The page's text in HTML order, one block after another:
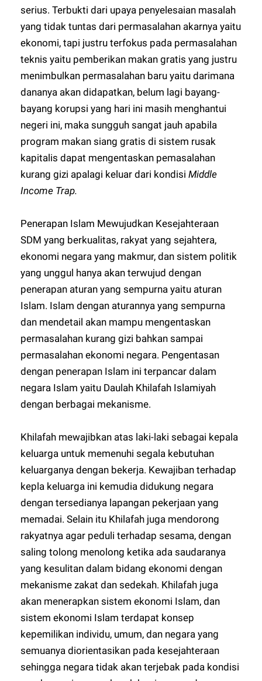
serius. Terbukti dari upaya penyelesaian masalah
yang tidak tuntas dari permasalahan akarnya yaitu
ekonomi, tapi justru terfokus pada permasalahan
teknis yaitu pemberikan makan gratis yang justru
menimbulkan permasalahan baru yaitu darimana
dananya akan didapatkan, belum lagi bayang-
bayang korupsi yang hari ini masih menghantui
negeri ini, maka sungguh sangat jauh apabila
program makan siang gratis di sistem rusak
kapitalis dapat mengentaskan pemasalahan
kurang gizi apalagi keluar dari kondisiMiddle
Income Trap.
Penerapan Islam Mewujudkan Kesejahteraan
SDM yang berkualitas, rakyat yang sejahtera,
ekonomi negara yang makmur, dan sistem politik
yang unggul hanya akan terwujud dengan
penerapan aturan yang sempurna yaitu aturan
Islam. Islam dengan aturannya yang sempurna
dan mendetail akan mampu mengentaskan
permasalahan kurang gizi bahkan sampai
permasalahan ekonomi negara. Pengentasan
dengan penerapan Islam ini terpancar dalam
negara Islam yaitu Daulah Khilafah Islamiyah
dengan berbagai mekanisme.
Khilafah mewajibkan atas laki-laki sebagai kepala
keluarga untuk memenuhi segala kebutuhan
keluarganya dengan bekerja. Kewajiban terhadap
kepla keluarga ini kemudia didukung negara
dengan tersedianya lapangan pekerjaan yang
memadai. Selain itu Khilafah juga mendorong
rakyatnya agar peduli terhadap sesama, dengan
saling tolong menolong ketika ada saudaranya
yang kesulitan dalam bidang ekonomi dengan
mekanisme zakat dan sedekah. Khilafah juga
akan menerapkan sistem ekonomi Islam, dan
sistem ekonomi Islam terdapat konsep
kepemilikan individu, umum, dan negara yang
semuanya diorientasikan pada kesejahteraan
sehingga negara tidak akan terjebak pada kondisi